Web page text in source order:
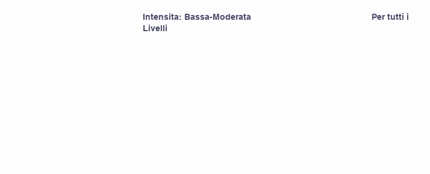
Intensita: Bassa-Moderata
Per tutti i
Livelli